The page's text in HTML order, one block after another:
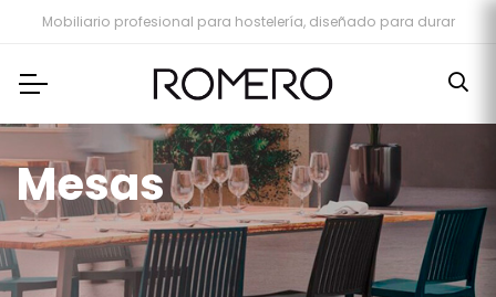
Mobiliario profesional para hostelería, diseñado para durar
Mesas